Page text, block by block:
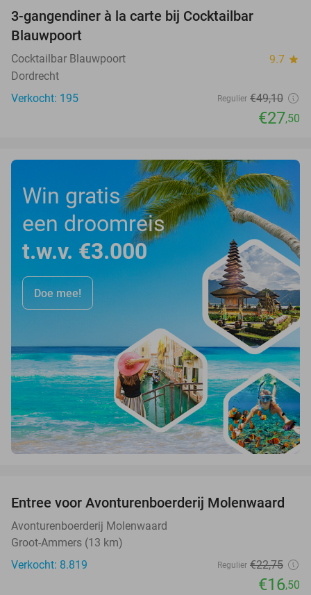
3-gangendiner à la carte bij Cocktailbar
Blauwpoort
Cocktailbar Blauwpoort 9.7 star
Dordrecht
Verkocht: 195
Regulier €49,10
€27,50
Win gratis
een droomreis
t.w.v. €3.000
Doe mee!
27%
Entree voor Avonturenboerderij Molenwaard
Avonturenboerderij Molenwaard
Groot-Ammers (13 km)
Verkocht: 8.819
Regulier €22,75
€16,50